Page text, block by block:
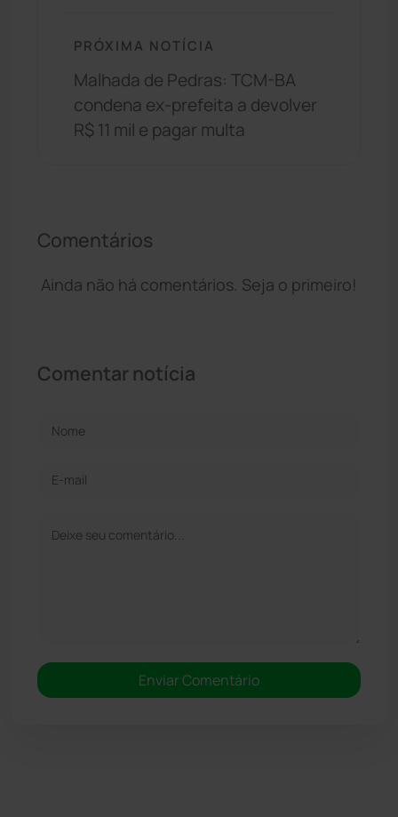
PRÓXIMA NOTÍCIA
Malhada de Pedras: TCM-BA
condena ex-prefeita a devolver
R$ 11 mil e pagar multa
Comentários
Ainda não há comentários. Seja o primeiro!
Comentar notícia